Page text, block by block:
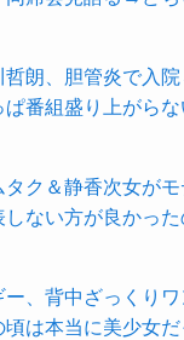
哲朗、胆管炎で入
ぱ番組盛り上がらな
タク＆静香次女が
しない方が良かった
ー、背中ざっくり
頃は本当に美少女だ